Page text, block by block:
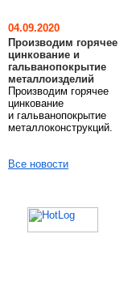
04.09.2020
Производим горячее
цинкование и
гальванопокрытие
металлоизделий
Производим горячее
цинкование
и гальванопокрытие
металлоконструкций.
Все новости